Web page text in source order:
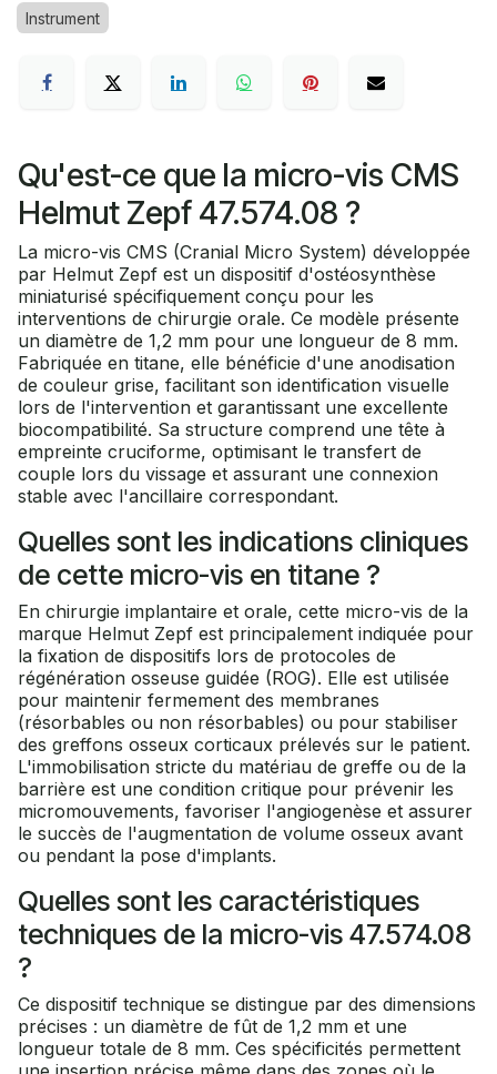
Instrument
Qu'est-ce que la micro-vis CMS
Helmut Zepf 47.574.08 ?
La micro-vis CMS (Cranial Micro System) développée
par Helmut Zepf est un dispositif d'ostéosynthèse
miniaturisé spécifiquement conçu pour les
interventions de chirurgie orale. Ce modèle présente
un diamètre de 1,2 mm pour une longueur de 8 mm.
Fabriquée en titane, elle bénéficie d'une anodisation
de couleur grise, facilitant son identification visuelle
lors de l'intervention et garantissant une excellente
biocompatibilité. Sa structure comprend une tête à
empreinte cruciforme, optimisant le transfert de
couple lors du vissage et assurant une connexion
stable avec l'ancillaire correspondant.
Quelles sont les indications cliniques
de cette micro-vis en titane ?
En chirurgie implantaire et orale, cette micro-vis de la
marque Helmut Zepf est principalement indiquée pour
la fixation de dispositifs lors de protocoles de
régénération osseuse guidée (ROG). Elle est utilisée
pour maintenir fermement des membranes
(résorbables ou non résorbables) ou pour stabiliser
des greffons osseux corticaux prélevés sur le patient.
L'immobilisation stricte du matériau de greffe ou de la
barrière est une condition critique pour prévenir les
micromouvements, favoriser l'angiogenèse et assurer
le succès de l'augmentation de volume osseux avant
ou pendant la pose d'implants.
Quelles sont les caractéristiques
techniques de la micro-vis 47.574.08
?
Ce dispositif technique se distingue par des dimensions
précises : un diamètre de fût de 1,2 mm et une
longueur totale de 8 mm. Ces spécificités permettent